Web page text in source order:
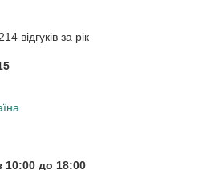
відгуків за рік
10:00 до 18:00